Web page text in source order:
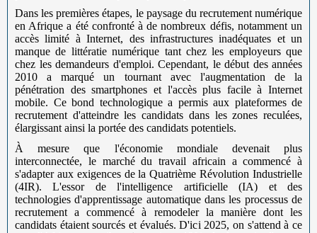
Dans les premières étapes, le paysage du recrutement numérique
en Afrique a été confronté à de nombreux défis, notamment un
accès limité à Internet, des infrastructures inadéquates et un
manque de littératie numérique tant chez les employeurs que
chez les demandeurs d'emploi. Cependant, le début des années
2010 a marqué un tournant avec l'augmentation de la
pénétration des smartphones et l'accès plus facile à Internet
mobile. Ce bond technologique a permis aux plateformes de
recrutement d'atteindre les candidats dans les zones reculées,
élargissant ainsi la portée des candidats potentiels.
À mesure que l'économie mondiale devenait plus
interconnectée, le marché du travail africain a commencé à
s'adapter aux exigences de la Quatrième Révolution Industrielle
(4IR). L'essor de l'intelligence artificielle (IA) et des
technologies d'apprentissage automatique dans les processus de
recrutement a commencé à remodeler la manière dont les
candidats étaient sourcés et évalués. D'ici 2025, on s'attend à ce